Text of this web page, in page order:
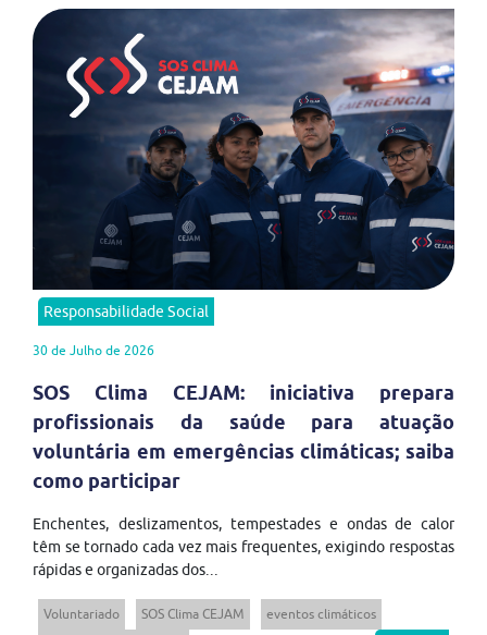
Responsabilidade Social
30 de Julho de 2026
SOS Clima CEJAM: iniciativa prepara
profissionais da saúde para atuação
voluntária em emergências climáticas; saiba
como participar
Enchentes, deslizamentos, tempestades e ondas de calor
têm se tornado cada vez mais frequentes, exigindo respostas
rápidas e organizadas dos...
Voluntariado SOS Clima CEJAM
eventos climáticos